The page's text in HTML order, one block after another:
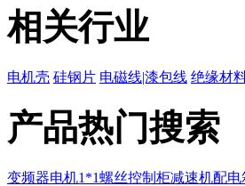
相关行业
电机壳 硅钢片 电磁线|漆包线 绝缘材
产品热门搜索
变频器电机1*1螺丝控制柜减速机配电